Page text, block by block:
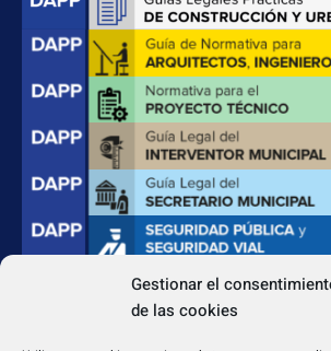
Gestionar el
de las cookies